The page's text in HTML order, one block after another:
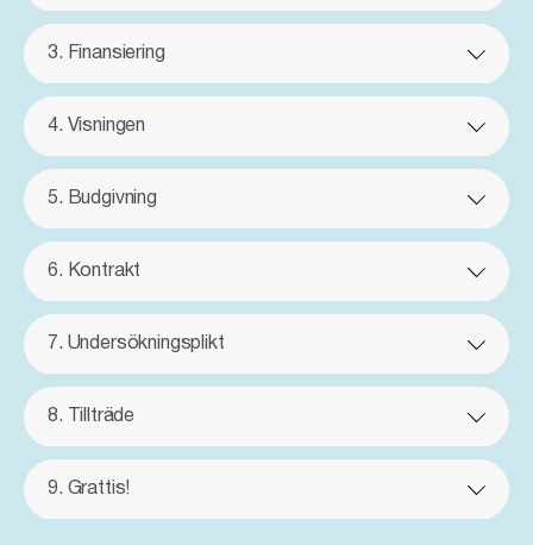
3. Finansiering
4. Visningen
5. Budgivning
6. Kontrakt
7. Undersökningsplikt
8. Tillträde
9. Grattis!